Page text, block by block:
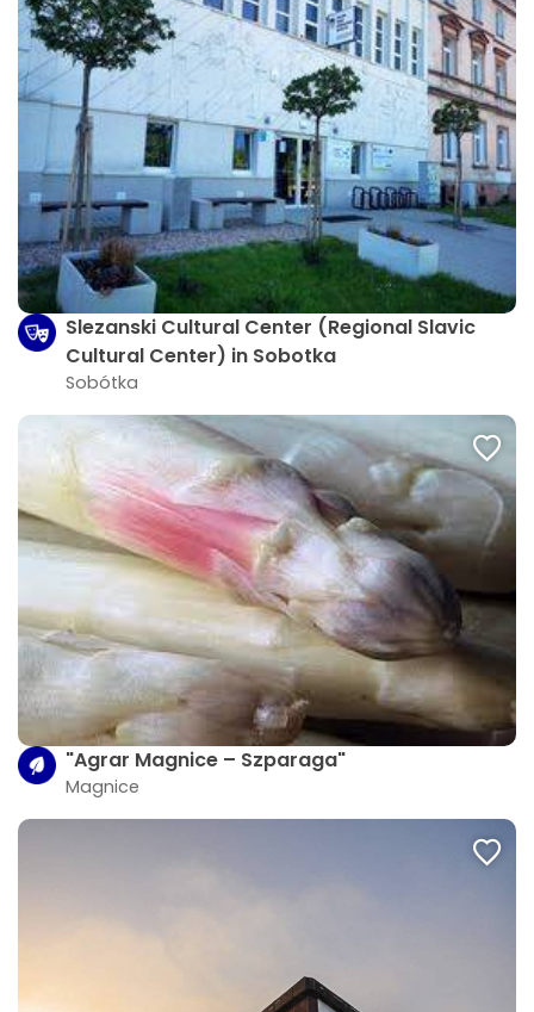
Slezanski Cultural Center (Regional Slavic
Cultural Center) in Sobotka
Sobótka
"Agrar Magnice – Szparaga"
Magnice